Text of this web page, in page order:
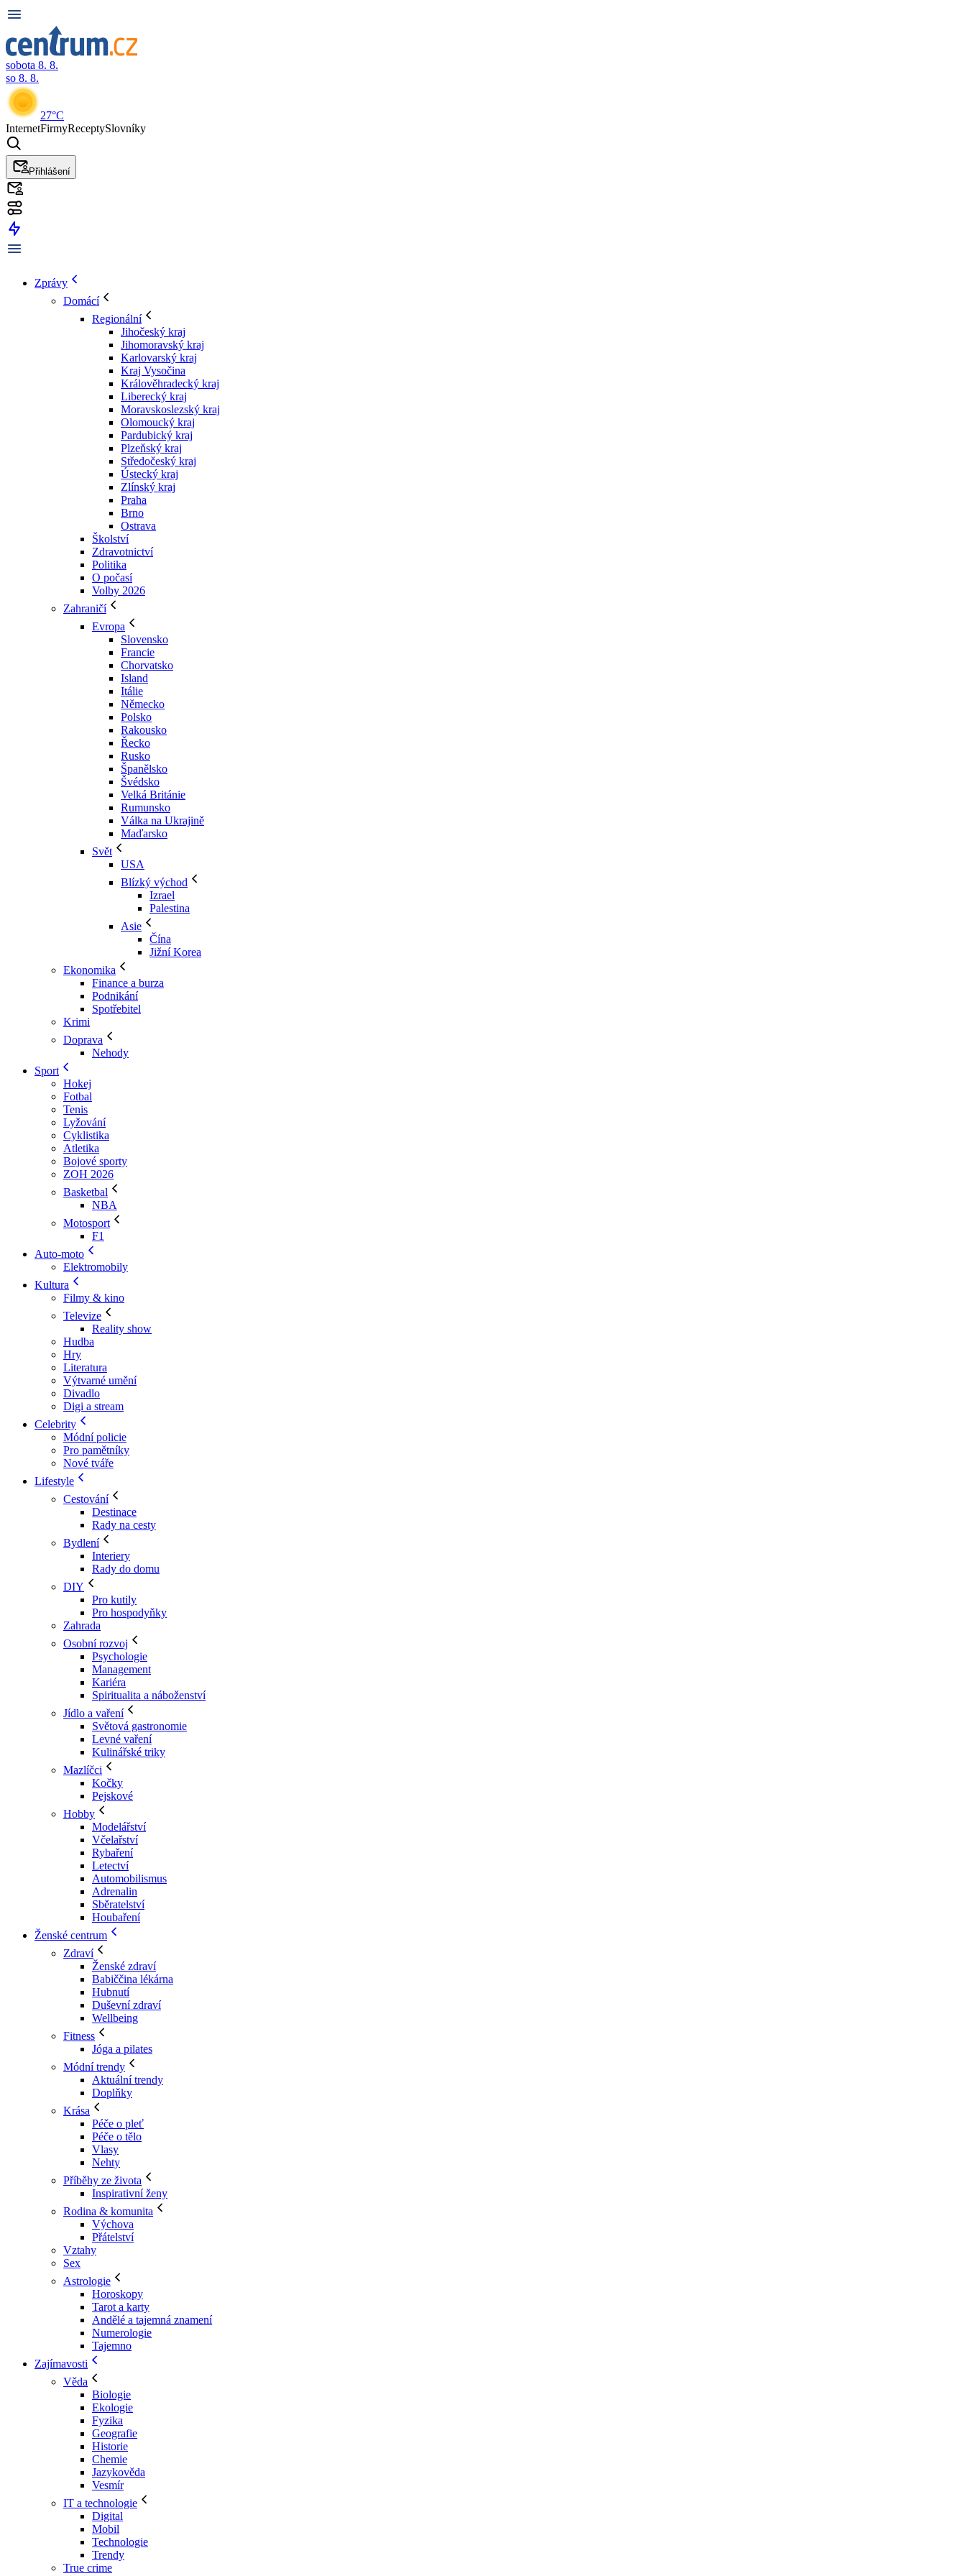
sobota 8. 8.
so 8. 8.
27°C
InternetFirmyReceptySlovníky
Přihlášení
Zprávy
Domácí
Regionální
Jihočeský kraj
Jihomoravský kraj
Karlovarský kraj
Kraj Vysočina
Králověhradecký kraj
Liberecký kraj
Moravskoslezský kraj
Olomoucký kraj
Pardubický kraj
Plzeňský kraj
Středočeský kraj
Ústecký kraj
Zlínský kraj
Praha
Brno
Ostrava
Školství
Zdravotnictví
Politika
O počasí
Volby 2026
Zahraničí
Evropa
Slovensko
Francie
Chorvatsko
Island
Itálie
Německo
Polsko
Rakousko
Řecko
Rusko
Španělsko
Švédsko
Velká Británie
Rumunsko
Válka na Ukrajině
Maďarsko
Svět
USA
Blízký východ
Izrael
Palestina
Asie
Čína
Jižní Korea
Ekonomika
Finance a burza
Podnikání
Spotřebitel
Krimi
Doprava
Nehody
Sport
Hokej
Fotbal
Tenis
Lyžování
Cyklistika
Atletika
Bojové sporty
ZOH 2026
Basketbal
NBA
Motosport
F1
Auto-moto
Elektromobily
Kultura
Filmy & kino
Televize
Reality show
Hudba
Hry
Literatura
Výtvarné umění
Divadlo
Digi a stream
Celebrity
Módní policie
Pro pamětníky
Nové tváře
Lifestyle
Cestování
Destinace
Rady na cesty
Bydlení
Interiery
Rady do domu
DIY
Pro kutily
Pro hospodyňky
Zahrada
Osobní rozvoj
Psychologie
Management
Kariéra
Spiritualita a náboženství
Jídlo a vaření
Světová gastronomie
Levné vaření
Kulinářské triky
Mazlíčci
Kočky
Pejskové
Hobby
Modelářství
Včelařství
Rybaření
Letectví
Automobilismus
Adrenalin
Sběratelství
Houbaření
Ženské centrum
Zdraví
Ženské zdraví
Babiččina lékárna
Hubnutí
Duševní zdraví
Wellbeing
Fitness
Jóga a pilates
Módní trendy
Aktuální trendy
Doplňky
Krása
Péče o pleť
Péče o tělo
Vlasy
Nehty
Příběhy ze života
Inspirativní ženy
Rodina & komunita
Výchova
Přátelství
Vztahy
Sex
Astrologie
Horoskopy
Tarot a karty
Andělé a tajemná znamení
Numerologie
Tajemno
Zajímavosti
Věda
Biologie
Ekologie
Fyzika
Geografie
Historie
Chemie
Jazykověda
Vesmír
IT a technologie
Digital
Mobil
Technologie
Trendy
True crime